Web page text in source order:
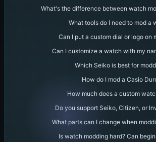
What's the difference between watch
What tools do I need to mod a
Can I put a custom dial or logo on
Can I customize a watch with my
Which Seiko is best for
How do I mod a Casio
How much does a custom
Do you support Seiko, Citizen, or
What parts can I change when
Is watch modding hard? Can